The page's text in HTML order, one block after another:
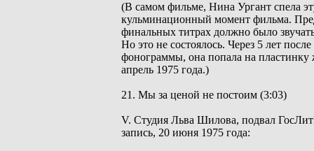
(В самом фильме, Нина Ургант спела
кульминационный момент фильма.
финальных титрах должно было
Но это не состоялось. Через 5 лет
фонограммы, она попала на пластинку
апрель 1975 года.)
21. Мы за ценой не постоим (3:03)
V. Студия Льва Шилова, подвал
запись, 20 июня 1975 года: